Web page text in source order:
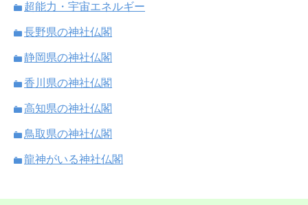
超能力・宇宙エネルギー
長野県の神社仏閣
静岡県の神社仏閣
香川県の神社仏閣
高知県の神社仏閣
鳥取県の神社仏閣
龍神がいる神社仏閣